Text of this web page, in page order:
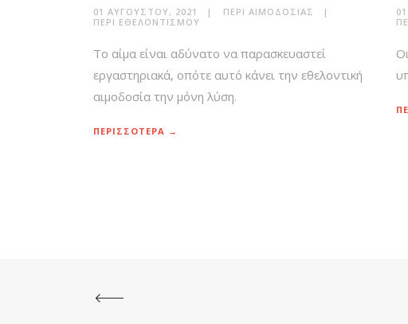
01 ΑΥΓΟΎΣΤΟΥ, 2021
ΠΕΡΊ ΑΙΜΟΔΟΣΊΑΣ
ΠΕΡΊ ΕΘΕΛΟΝΤΙΣΜΟΎ
Το αίμα είναι αδύνατο να παρασκευαστεί
εργαστηριακά, οπότε αυτό κάνει την εθελοντική
αιμοδοσία την μόνη λύση.
ΠΕΡΙΣΣΟΤΕΡΑ →